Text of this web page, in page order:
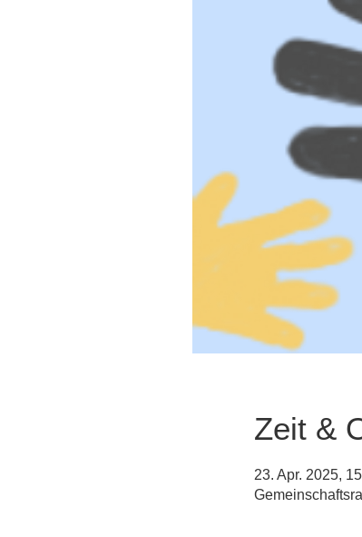
Zeit &
23. Apr. 2025,